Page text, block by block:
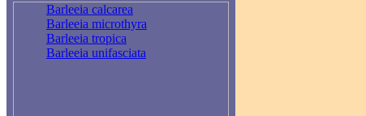
Barleeia calcarea
Barleeia microthyra
Barleeia tropica
Barleeia unifasciata